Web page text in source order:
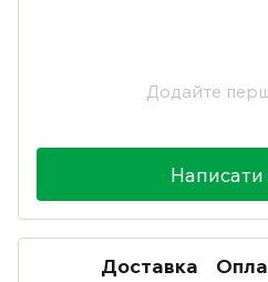
Додайте
Написати
Доставка